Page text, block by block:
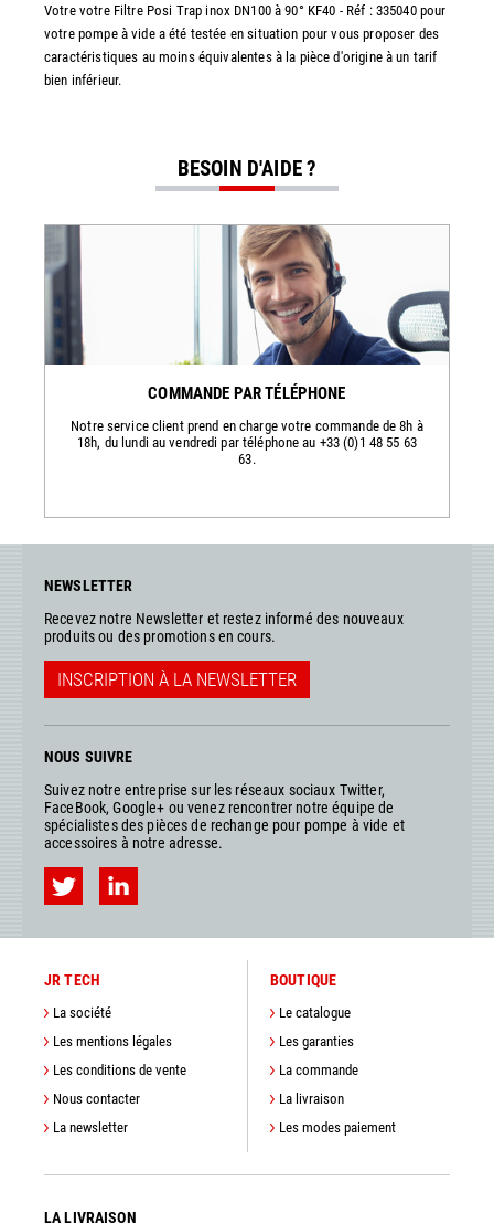
Votre votre Filtre Posi Trap inox DN100 à 90° KF40 - Réf : 335040 pour
votre pompe à vide a été testée en situation pour vous proposer des
caractéristiques au moins équivalentes à la pièce d'origine à un tarif
bien inférieur.
BESOIN D'AIDE ?
COMMANDE PAR TÉLÉPHONE
Notre service client prend en charge votre commande de 8h à
18h, du lundi au vendredi par téléphone au +33 (0)1 48 55 63
63.
NEWSLETTER
Recevez notre Newsletter et restez informé des nouveaux
produits ou des promotions en cours.
INSCRIPTION À LA NEWSLETTER
NOUS SUIVRE
Suivez notre entreprise sur les réseaux sociaux Twitter,
FaceBook, Google+ ou venez rencontrer notre équipe de
spécialistes des pièces de rechange pour pompe à vide et
accessoires à notre adresse.
JR TECH
La société
Les mentions légales
Les conditions de vente
Nous contacter
La newsletter
BOUTIQUE
Le catalogue
Les garanties
La commande
La livraison
Les modes paiement
LA LIVRAISON